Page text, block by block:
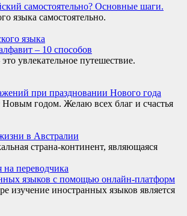
самостоятельно? Основные шаги.
языка самостоятельно.
– 10 способов
увлекательное путешествие.
при праздновании Нового года
Новым годом. Желаю всех благ и счастья
в Австралии
страна-континент, являющаяся
языков с помощью онлайн-платформ
изучение иностранных языков является